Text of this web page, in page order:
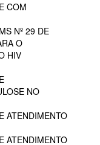
COM
Nº 29 DE
O
HIV
NO
ATENDIMENTO
ATENDIMENTO